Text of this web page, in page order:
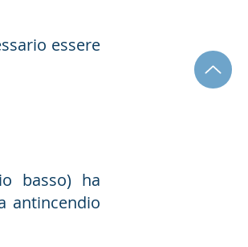
essere
basso) ha
antincendio